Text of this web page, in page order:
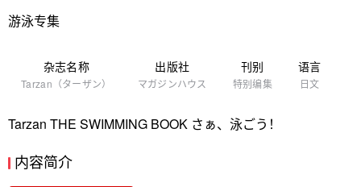
游泳专集
杂志名称
Tarzan（ターザン）
出版社
マガジンハウス
刊别
特别编集
语言
日文
Tarzan THE SWIMMING BOOK さぁ、泳ごう！
内容简介